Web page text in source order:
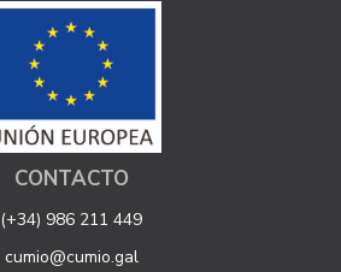
CONTACTO
(+34) 986 211 449
cumio@cumio.gal